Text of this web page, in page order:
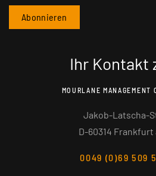
Ihr Kontakt
MOURLANE MANAGEMENT
Jakob-Latscha-
D-60314 Frankfurt
0049 (0)69 509